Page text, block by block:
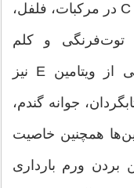
ویتامین C و E مصرف کنید. ویتامین C در مرکبات، فلفل،
توت‌فرنگی و کلم
بروکلی یافت می‌شود. غذاهای غنی از ویتامین E نیز
جوانه گندم،
همچنین خاصیت
بردن ورم بارداری